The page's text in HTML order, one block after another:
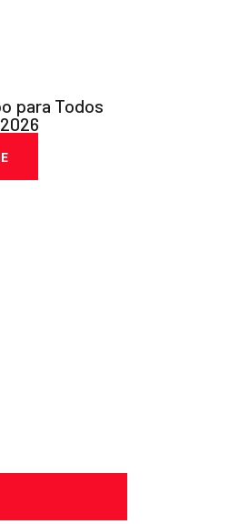
para Todos